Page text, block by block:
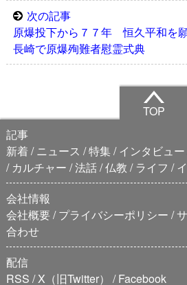
次の記事
原爆投下から７７年 恒久平和を願
長崎で原爆殉難者慰霊式典
TOP
記事
新着
ニュース 特集 インタビュー
カルチャー 法話 仏教 ライフ
会社情報
会社概要 プライバシーポリシー
合わせ
配信
RSS X（旧Twitter） Facebook